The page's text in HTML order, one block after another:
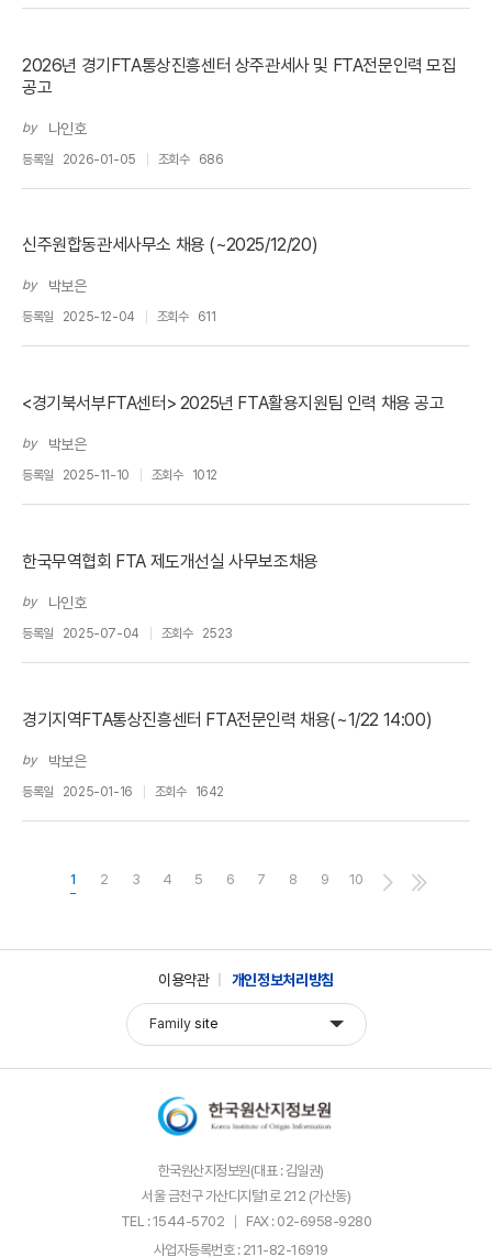
2026년 경기FTA통상진흥센터 상주관세사 및 FTA전문인력 모집
공고
by 나인호
등록일 2026-01-05 조회수 686
신주원합동관세사무소 채용 (~2025/12/20)
by 박보은
등록일 2025-12-04 조회수 611
<경기북서부FTA센터> 2025년 FTA활용지원팀 인력 채용 공고
by 박보은
등록일 2025-11-10 조회수 1012
한국무역협회 FTA 제도개선실 사무보조채용
by 나인호
등록일 2025-07-04 조회수 2523
경기지역FTA통상진흥센터 FTA전문인력 채용(~1/22 14:00)
by 박보은
등록일 2025-01-16 조회수 1642
1 2 3 4 5 6 7 8 9 10
이용약관 개인정보처리방침
Family site
한국원산지정보원(대표 : 김일권)
서울 금천구 가산디지털1로 212 (가산동)
TEL : 1544-5702
FAX : 02-6958-9280
사업자등록번호 : 211-82-16919